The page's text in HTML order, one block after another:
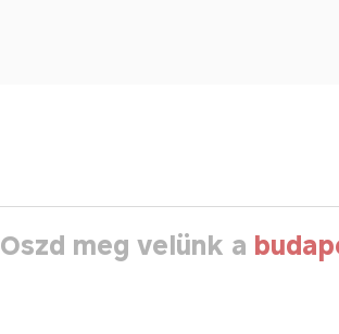
Oszd meg velünk a